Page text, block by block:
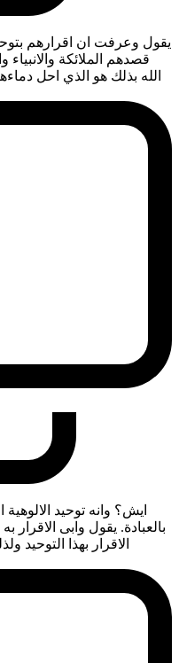
يقول وعرفت ان اقرارهم
قصدهم الملائكة
الله بذلك هو الذي احل
ايش؟ وانه توحيد
بالعبادة. يقول وابى
الاقرار بهذا